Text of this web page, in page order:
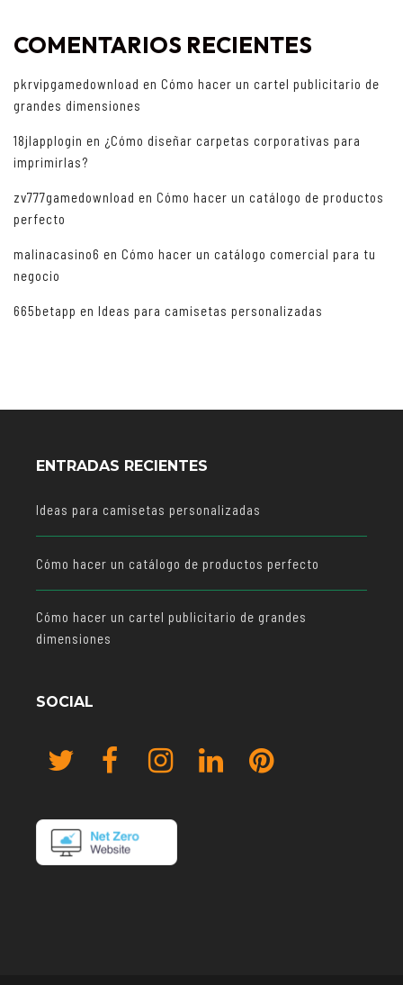
COMENTARIOS RECIENTES
pkrvipgamedownload en Cómo hacer un cartel publicitario de
grandes dimensiones
18jlapplogin en ¿Cómo diseñar carpetas corporativas para
imprimirlas?
zv777gamedownload en Cómo hacer un catálogo de productos
perfecto
malinacasino6 en Cómo hacer un catálogo comercial para tu
negocio
665betapp en Ideas para camisetas personalizadas
ENTRADAS RECIENTES
Ideas para camisetas personalizadas
Cómo hacer un catálogo de productos perfecto
Cómo hacer un cartel publicitario de grandes
dimensiones
SOCIAL